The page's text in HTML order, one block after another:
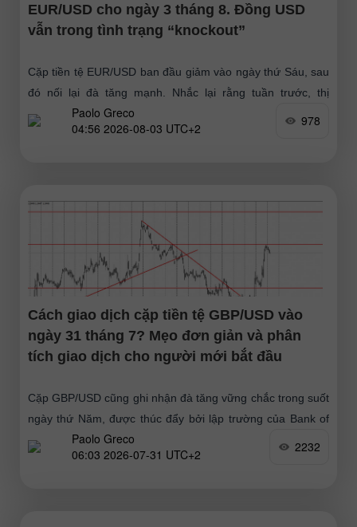
EUR/USD cho ngày 3 tháng 8. Đồng USD
vẫn trong tình trạng “knockout”
Cặp tiền tệ EUR/USD ban đầu giảm vào ngày thứ Sáu, sau
đó nối lại đà tăng mạnh. Nhắc lại rằng tuần trước, thị
trường cuối cùng cũng
Paolo Greco
04:56 2026-08-03 UTC+2
978
Cách giao dịch cặp tiền tệ GBP/USD vào
ngày 31 tháng 7? Mẹo đơn giản và phân
tích giao dịch cho người mới bắt đầu
Cặp GBP/USD cũng ghi nhận đà tăng vững chắc trong suốt
ngày thứ Năm, được thúc đẩy bởi lập trường của Bank of
England
Paolo Greco
06:03 2026-07-31 UTC+2
2232